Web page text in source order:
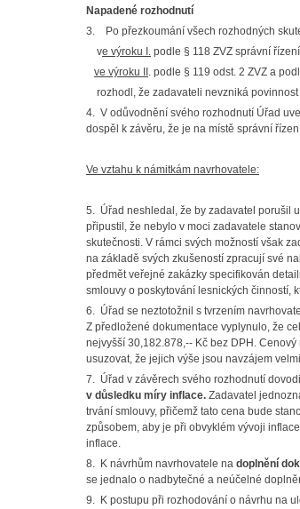
Napadené rozhodnutí
3. Po přezkoumání všech rozhodných
ve výroku I. podle § 118 ZVZ správní
ve výroku II . podle § 119 odst. 2 ZVZ a
rozhodl, že zadavateli nevzniká
4. V odůvodnění svého rozhodnutí Úřad
dospěl k závěru, že je na místě správní
Ve vztahu k námitkám navrhovatele:
5. Úřad neshledal, že by zadavatel porušil
připustil, že nebylo v moci zadavatele
skutečnosti. V rámci svých možností však
na základě svých zkušeností zpracují své
předmět veřejné zakázky specifikován
smlouvy o poskytování lesnických činností,
6. Úřad se neztotožnil s tvrzením
Z předložené dokumentace vyplynulo, že
nejvyšší 30,182.878,-- Kč bez DPH.
usuzovat, že jejich výše jsou navzájem
7. Úřad v závěrech svého rozhodnutí
v důsledku míry inflace. Zadavatel
trvání smlouvy, přičemž tato cena bude
způsobem, aby je při obvyklém vývoji
inflace.
8. K návrhům navrhovatele na doplnění
se jednalo o nadbytečné a neúčelné
9. K postupu při rozhodování o návrhu na